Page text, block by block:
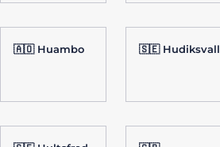
🇦🇴 Huambo 🇸🇪 Hudiksvall